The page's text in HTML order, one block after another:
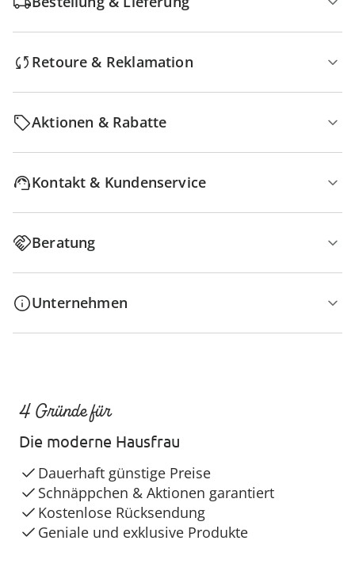
Retoure & Reklamation
Aktionen & Rabatte
Kontakt & Kundenservice
Beratung
Unternehmen
4 Gründe für
Die moderne Hausfrau
Dauerhaft günstige Preise
Schnäppchen & Aktionen garantiert
Kostenlose Rücksendung
Geniale und exklusive Produkte